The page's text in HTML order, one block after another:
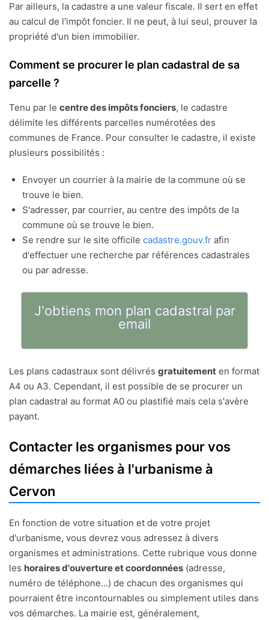
Par ailleurs, la cadastre a une valeur fiscale. Il sert en effet
au calcul de l'impôt foncier. Il ne peut, à lui seul, prouver la
propriété d'un bien immobilier.
Comment se procurer le plan cadastral de sa
parcelle ?
Tenu par le centre des impôts fonciers, le cadastre
délimite les différents parcelles numérotées des
communes de France. Pour consulter le cadastre, il existe
plusieurs possibilités :
Envoyer un courrier à la mairie de la commune où se
trouve le bien.
S'adresser, par courrier, au centre des impôts de la
commune où se trouve le bien.
Se rendre sur le site officile cadastre.gouv.fr afin
d'effectuer une recherche par références cadastrales
ou par adresse.
J'obtiens mon plan cadastral par
email
Les plans cadastraux sont délivrés gratuitement en format
A4 ou A3. Cependant, il est possible de se procurer un
plan cadastral au format A0 ou plastifié mais cela s'avère
payant.
Contacter les organismes pour vos
démarches liées à l'urbanisme à
Cervon
En fonction de votre situation et de votre projet
d'urbanisme, vous devrez vous adressez à divers
organismes et administrations. Cette rubrique vous donne
les horaires d'ouverture et coordonnées (adresse,
numéro de téléphone...) de chacun des organismes qui
pourraient être incontournables ou simplement utiles dans
vos démarches. La mairie est, généralement,